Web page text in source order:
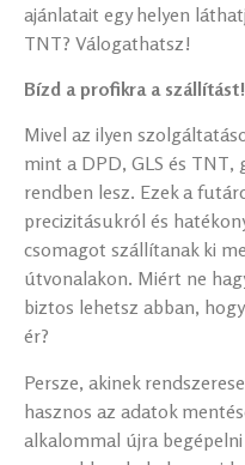
ajánlatait egy helyen
TNT? Válogathatsz!
Bízd a profikra a szállítást!
Mivel az ilyen
mint a DPD, GLS és
rendben lesz. Ezek a
precizitásukról és
csomagot szállítanak ki
útvonalakon. Miért ne
biztos lehetsz abban,
ér?
Persze, akinek
hasznos az adatok
alkalommal újra